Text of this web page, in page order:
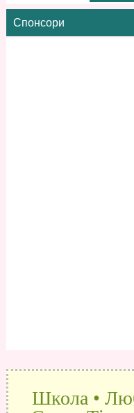
Спонсори
Школа •